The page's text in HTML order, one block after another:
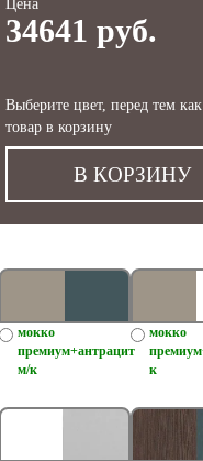
Цена
34641 руб.
Выберите цвет, перед тем
товар в корзину
В КОРЗИНУ
мокко
премиум+антрацит
м/к
мокко
к